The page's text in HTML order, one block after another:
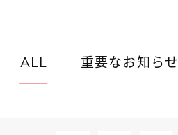
ALL 重要なお知らせ